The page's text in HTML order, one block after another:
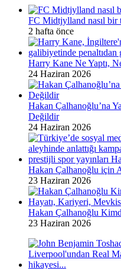
FC Midtjylland nasıl bir
2 hafta önce
Harry Kane Ne Yaptı,
24 Haziran 2026
Hakan Çalhanoğlu’na
Değildir
24 Haziran 2026
Hakan Çalhanoğlu için
23 Haziran 2026
Hakan Çalhanoğlu
23 Haziran 2026